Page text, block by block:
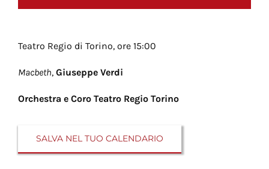
Teatro Regio di Torino, ore 15:00
Macbeth, Giuseppe Verdi
Orchestra e Coro Teatro Regio Torino
SALVA NEL TUO CALENDARIO